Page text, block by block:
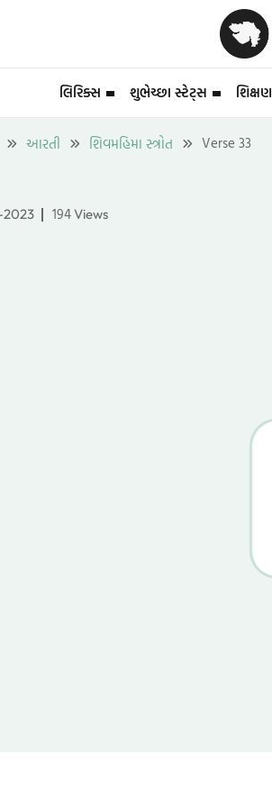
લિરિક્સ શુભેચ્છા સ્ટેટ્સ શિક્ષણ
આરતી શિવમહિમા સ્ત્રોત Verse 33
194Views